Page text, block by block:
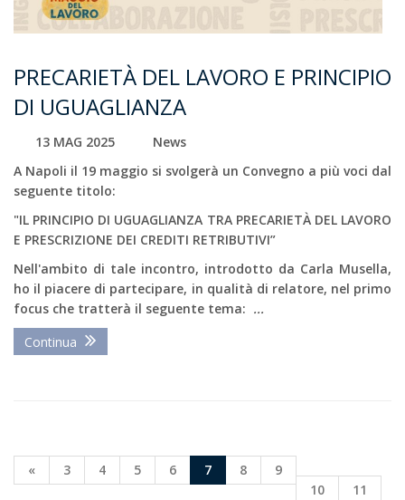
PRECARIETÀ DEL LAVORO E PRINCIPIO
DI UGUAGLIANZA
13 MAG 2025
News
A Napoli il 19 maggio si svolgerà un Convegno a più voci dal
seguente titolo:
"IL PRINCIPIO DI UGUAGLIANZA TRA PRECARIETÀ DEL LAVORO
E PRESCRIZIONE DEI CREDITI RETRIBUTIVI”
Nell'ambito di tale incontro, introdotto da Carla Musella,
ho il piacere di partecipare, in qualità di relatore, nel primo
focus che tratterà il seguente tema: ...
Continua
« 3 4 5 6 7 8
9
10
11